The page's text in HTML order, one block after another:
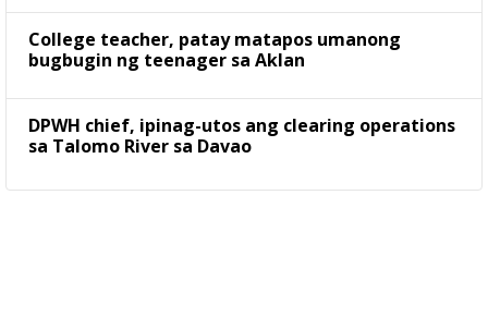
College teacher, patay matapos umanong
bugbugin ng teenager sa Aklan
DPWH chief, ipinag-utos ang clearing operations
sa Talomo River sa Davao